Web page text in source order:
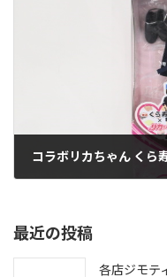
コラボリカちゃん くら
最近の投稿
各店ジモテ